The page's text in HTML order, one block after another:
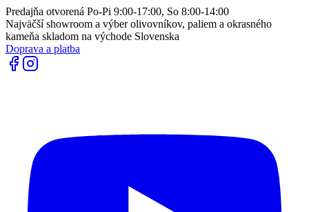
Predajňa otvorená Po-Pi 9:00-17:00, So 8:00-14:00
Najväčší showroom a výber olivovníkov, paliem a okrasného
kameňa skladom na východe Slovenska
Doprava a platba